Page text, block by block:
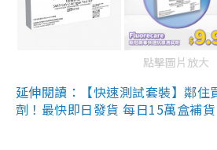
點擊圖片放大
延伸閱讀：【快速測試套裝】鄰住
劑！最快即日發貨 每日15萬盒補貨